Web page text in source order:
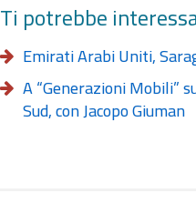
Ti potrebbe
Emirati Arabi Uniti,
A “Generazioni Mobili”
Sud, con Jacopo Giuman